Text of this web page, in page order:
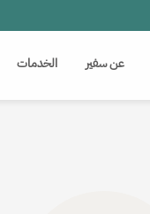
عن سفير الخدمات